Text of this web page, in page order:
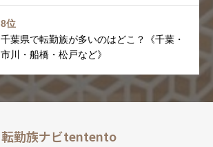
8位
千葉県で転勤族が多いのはどこ？《千葉・
市川・船橋・松戸など》
転勤族ナビtentento